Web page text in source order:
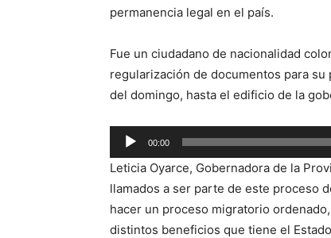
permanencia legal en el país.
Fue un ciudadano de nacionalidad
regularización de documentos para
del domingo, hasta el edificio de la
Reproductor
de
audio
00:00
Leticia Oyarce, Gobernadora de la
llamados a ser parte de este proceso
hacer un proceso migratorio
distintos beneficios que tiene el